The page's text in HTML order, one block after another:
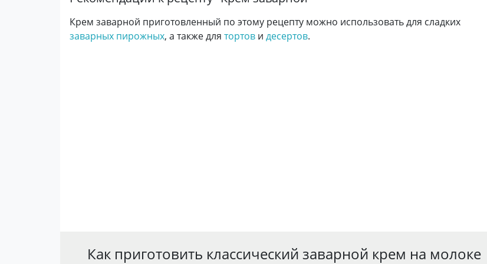
Крем заварной приготовленный по этому рецепту можно использовать для сладких
заварных пирожных, а также для тортов и десертов.
Как приготовить классический заварной крем на молоке